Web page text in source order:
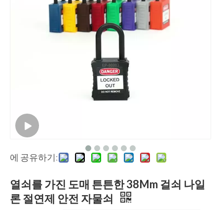
에 공유하기:
열쇠를 가진 도매 튼튼한 38Mm 걸쇠 나일
론 절연제 안전 자물쇠